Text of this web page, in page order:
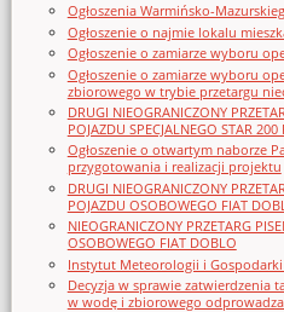
Ogłoszenia Warmińsko-
Ogłoszenie o najmie lokalu
Ogłoszenie o zamiarze wyboru
Ogłoszenie o zamiarze wyboru
zbiorowego w trybie przetargu
DRUGI NIEOGRANICZONY
POJAZDU SPECJALNEGO STAR
Ogłoszenie o otwartym naborze
przygotowania i realizacji projektu
DRUGI NIEOGRANICZONY
POJAZDU OSOBOWEGO FIAT
NIEOGRANICZONY PRZETARG
OSOBOWEGO FIAT DOBLO
Instytut Meteorologii i
Decyzja w sprawie zatwierdzenia
w wodę i zbiorowego